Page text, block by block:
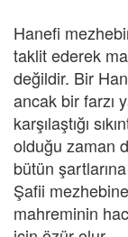
Hanefi
taklit ederek
değildir. Bir
ancak bir farzı
karşılaştığı
olduğu zaman
bütün
Şafii
mahreminin